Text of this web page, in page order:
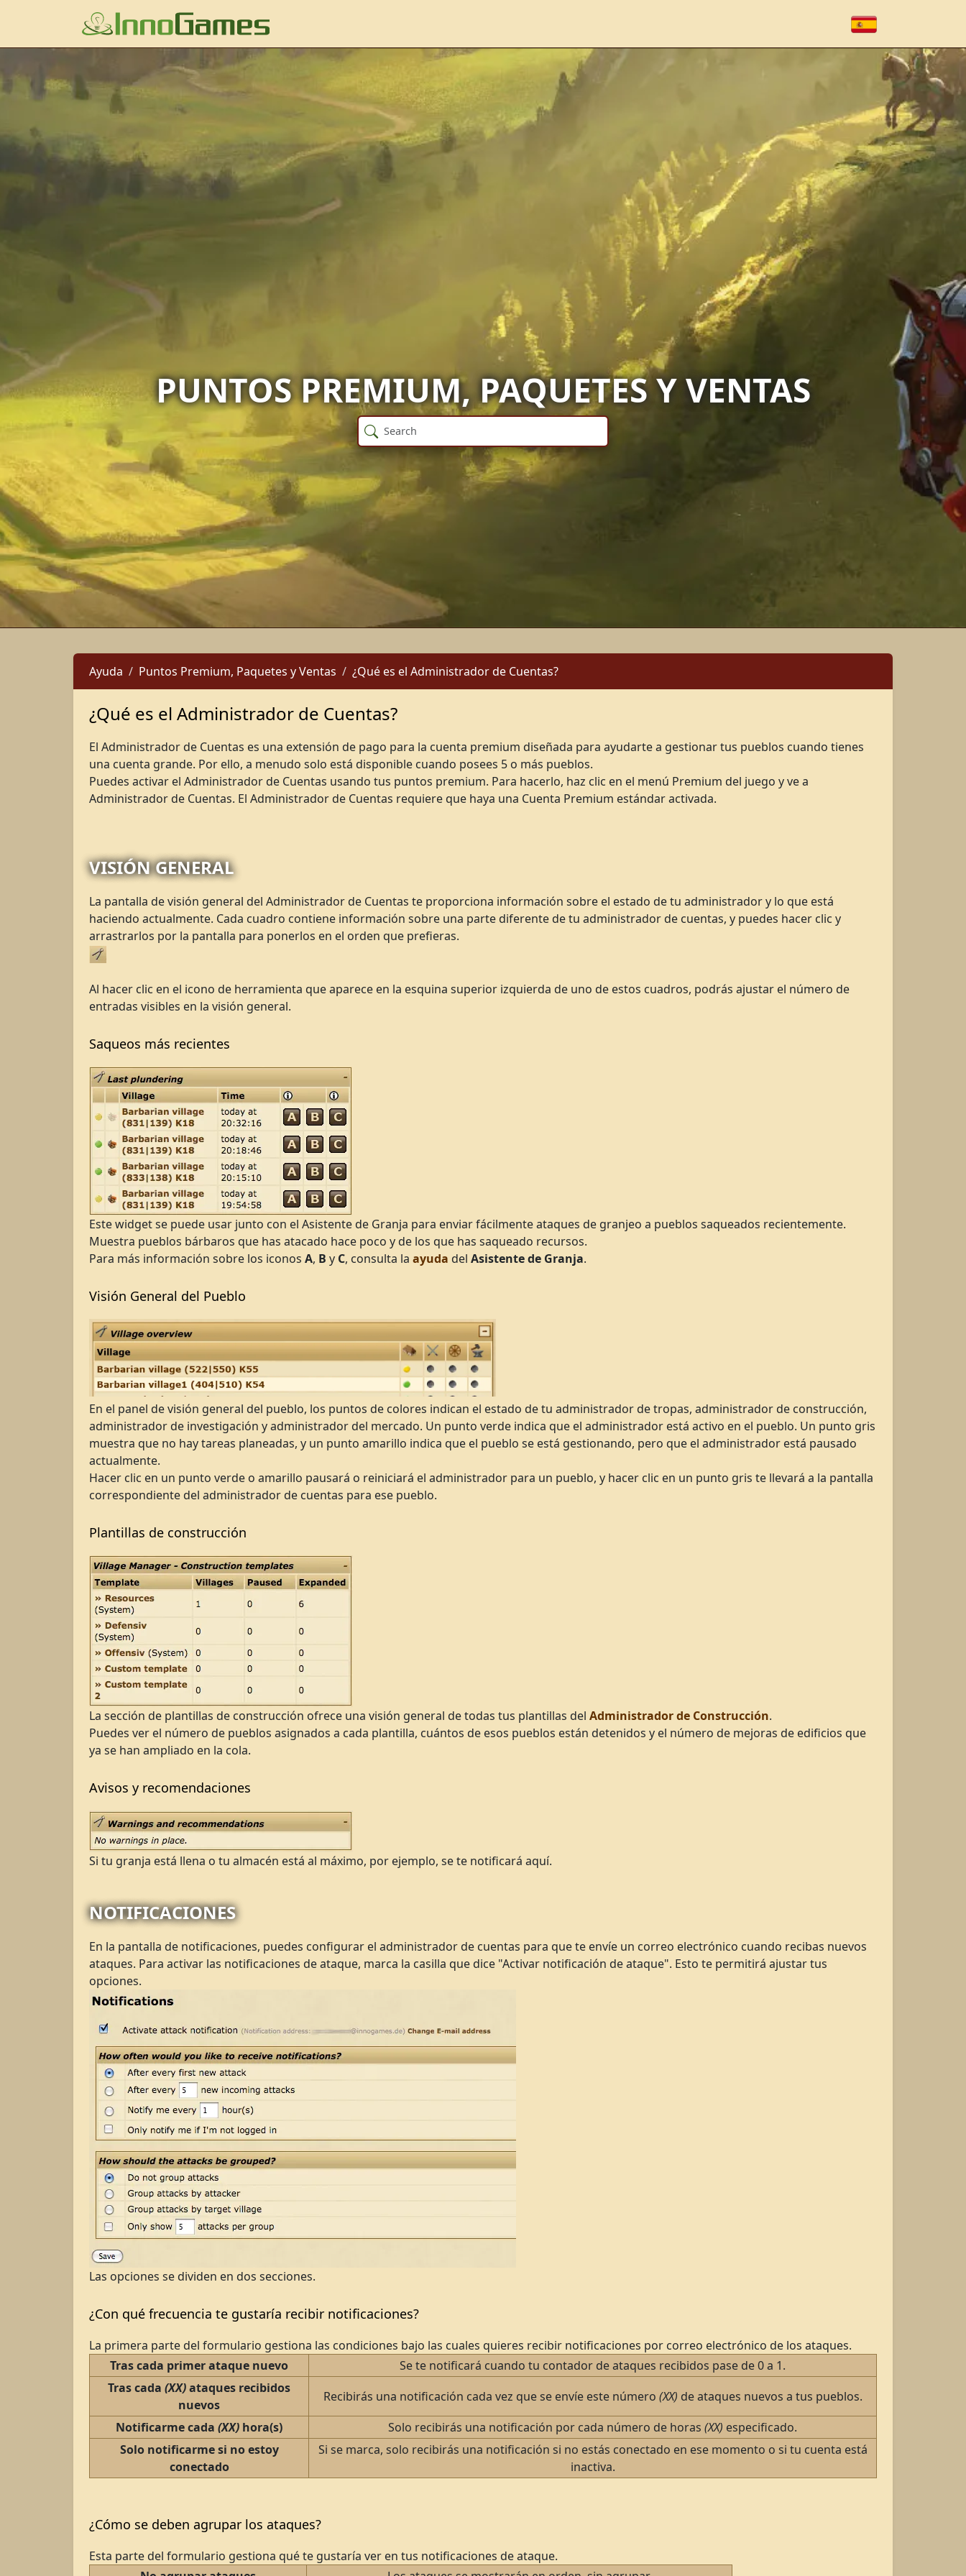
PUNTOS PREMIUM, PAQUETES Y VENTAS
Ayuda Puntos Premium, Paquetes y Ventas ¿Qué es el Administrador de Cuentas?
¿Qué es el Administrador de Cuentas?
El Administrador de Cuentas es una extensión de pago para la cuenta premium diseñada para ayudarte a gestionar tus pueblos cuando tienes
una cuenta grande. Por ello, a menudo solo está disponible cuando posees 5 o más pueblos.
Puedes activar el Administrador de Cuentas usando tus puntos premium. Para hacerlo, haz clic en el menú Premium del juego y ve a
Administrador de Cuentas. El Administrador de Cuentas requiere que haya una Cuenta Premium estándar activada.
VISIÓN GENERAL
La pantalla de visión general del Administrador de Cuentas te proporciona información sobre el estado de tu administrador y lo que está
haciendo actualmente. Cada cuadro contiene información sobre una parte diferente de tu administrador de cuentas, y puedes hacer clic y
arrastrarlos por la pantalla para ponerlos en el orden que prefieras.
Al hacer clic en el icono de herramienta que aparece en la esquina superior izquierda de uno de estos cuadros, podrás ajustar el número de
entradas visibles en la visión general.
Saqueos más recientes
Este widget se puede usar junto con el Asistente de Granja para enviar fácilmente ataques de granjeo a pueblos saqueados recientemente.
Muestra pueblos bárbaros que has atacado hace poco y de los que has saqueado recursos.
Para más información sobre los iconos A, B y C, consulta la ayuda del Asistente de Granja.
Visión General del Pueblo
En el panel de visión general del pueblo, los puntos de colores indican el estado de tu administrador de tropas, administrador de construcción,
administrador de investigación y administrador del mercado. Un punto verde indica que el administrador está activo en el pueblo. Un punto gris
muestra que no hay tareas planeadas, y un punto amarillo indica que el pueblo se está gestionando, pero que el administrador está pausado
actualmente.
Hacer clic en un punto verde o amarillo pausará o reiniciará el administrador para un pueblo, y hacer clic en un punto gris te llevará a la pantalla
correspondiente del administrador de cuentas para ese pueblo.
Plantillas de construcción
La sección de plantillas de construcción ofrece una visión general de todas tus plantillas del Administrador de Construcción.
Puedes ver el número de pueblos asignados a cada plantilla, cuántos de esos pueblos están detenidos y el número de mejoras de edificios que
ya se han ampliado en la cola.
Avisos y recomendaciones
Si tu granja está llena o tu almacén está al máximo, por ejemplo, se te notificará aquí.
NOTIFICACIONES
En la pantalla de notificaciones, puedes configurar el administrador de cuentas para que te envíe un correo electrónico cuando recibas nuevos
ataques. Para activar las notificaciones de ataque, marca la casilla que dice "Activar notificación de ataque". Esto te permitirá ajustar tus
opciones.
Las opciones se dividen en dos secciones.
¿Con qué frecuencia te gustaría recibir notificaciones?
La primera parte del formulario gestiona las condiciones bajo las cuales quieres recibir notificaciones por correo electrónico de los ataques.
Tras cada primer ataque nuevo
Se te notificará cuando tu contador de ataques recibidos pase de 0 a 1.
Tras cada (XX)ataques recibidos
nuevos
Recibirás una notificación cada vez que se envíe este número (XX) de ataques nuevos a tus pueblos.
Notificarme cada (XX) hora(s) Solo recibirás una notificación por cada número de horas (XX) especificado.
Solo notificarme si no estoy
conectado
Si se marca, solo recibirás una notificación si no estás conectado en ese momento o si tu cuenta está
inactiva.
¿Cómo se deben agrupar los ataques?
Esta parte del formulario gestiona qué te gustaría ver en tus notificaciones de ataque.